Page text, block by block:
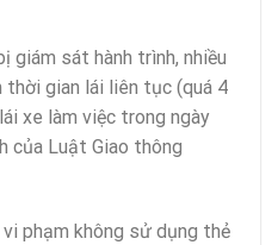
giám sát hành trình, nhiều
gian lái liên tục (quá 4
xe làm việc trong ngày
của Luật Giao thông
phạm không sử dụng thẻ